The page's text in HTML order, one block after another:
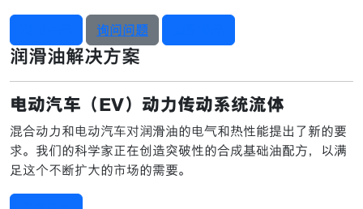
询问问题
润滑油解决方案
电动汽车（EV）动力传动系统流体
混合动力和电动汽车对润滑油的电气和热性能提出了新的要
求。我们的科学家正在创造突破性的合成基础油配方，以满
足这个不断扩大的市场的需要。